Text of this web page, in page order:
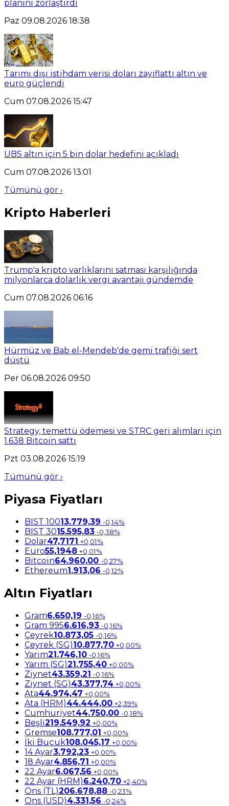
planını zorlaştırdı
Paz 09.08.2026 18:38
Tarımı dışı istihdam verisi doları zayıflattı altın ve
euro güçlendi
Cum 07.08.2026 15:47
UBS altın için 5 bin dolar hedefini açıkladı
Cum 07.08.2026 13:01
Tümünü gör ›
Kripto Haberleri
Trump'a kripto varlıklarını satması karşılığında
milyonlarca dolarlık vergi avantajı gündemde
Cum 07.08.2026 06:16
Hürmüz ve Bab el-Mendeb'de gemi trafiği sert
düştü
Per 06.08.2026 09:50
Strategy, temettü ödemesi ve STRC geri alımları için
1.638 Bitcoin sattı
Pzt 03.08.2026 15:19
Tümünü gör ›
Piyasa Fiyatları
BIST 10013.779,39 -0,14%
BIST 3015.595,83 -0,38%
Dolar47,7171 +0,01%
Euro55,1948 +0,01%
Bitcoin64.960,00 -0,27%
Ethereum1.913,06 -0,12%
Altın Fiyatları
Gram6.650,19 -0,16%
Gram 9956.616,93 -0,16%
Çeyrek10.873,05 -0,16%
Çeyrek (SG)10.877,70 +0,00%
Yarım21.746,10 -0,16%
Yarım (SG)21.755,40 +0,00%
Ziynet43.359,21 -0,16%
Ziynet (SG)43.377,74 +0,00%
Ata44.974,47 +0,00%
Ata (HRM)44.444,00 +2,39%
Cumhuriyet44.750,00 -0,18%
Beşli219.549,92 +0,00%
Gremse108.777,01 +0,00%
İki Buçuk108.045,17 +0,00%
14 Ayar3.792,23 +0,00%
18 Ayar4.856,71 +0,00%
22 Ayar6.067,56 +0,00%
22 Ayar (HRM)6.240,70 +2,40%
Ons (TL)206.678,88 -0,23%
Ons (USD)4.331,56 -0,24%